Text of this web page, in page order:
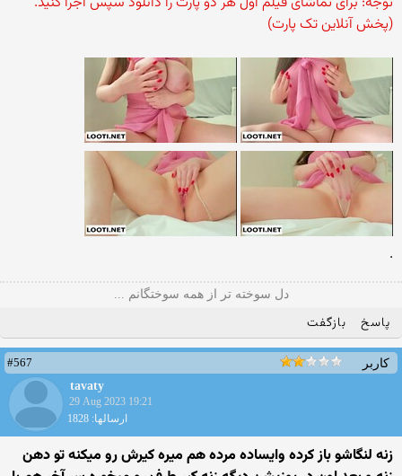
(پخش آنلاین تک پارت)
.
دل سوخته تر از همه سوختگانم ...
پاسخ بازگفت
کاربر
#567
tavaty
29 Aug 2023 19:21
ارسالها: 1828
زنه لنگاشو باز کرده وایساده مرده هم میره کیرش رو میکنه تو دهن